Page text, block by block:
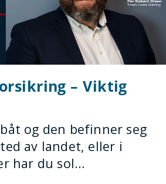
– Viktig
og den befinner seg
av landet, eller i
har du sol…